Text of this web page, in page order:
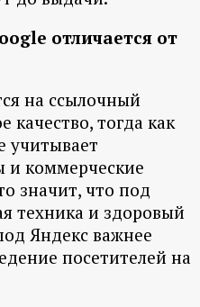
отличается от
на ссылочный
качество, тогда как
учитывает
и коммерческие
значит, что под
техника и здоровый
Яндекс важнее
посетителей на